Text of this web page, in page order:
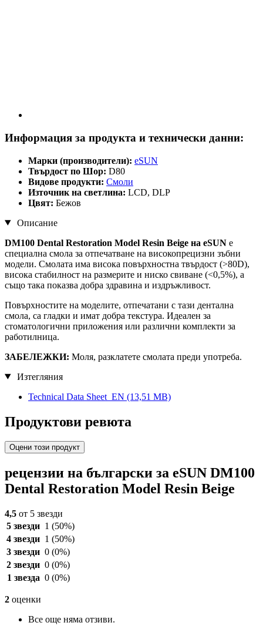
Информация за продукта и технически данни:
Марки (производители): eSUN
Твърдост по Шор: D80
Видове продукти: Смоли
Източник на светлина: LCD, DLP
Цвят: Бежов
Описание
DM100 Dental Restoration Model Resin Beige на eSUN е
специална смола за отпечатване на високопрецизни зъбни
модели. Смолата има висока повърхностна твърдост (>80D),
висока стабилност на размерите и ниско свиване (<0,5%), а
също така показва добра здравина и издръжливост.
Повърхностите на моделите, отпечатани с тази дентална
смола, са гладки и имат добра текстура. Идеален за
стоматологични приложения или различни комплекти за
работилница.
ЗАБЕЛЕЖКИ: Моля, разклатете смолата преди употреба.
Изтегляния
Technical Data Sheet_EN (13,51 MB)
Продуктови ревюта
Оцени този продукт
рецензии на български за eSUN DM100
Dental Restoration Model Resin Beige
4,5 от 5 звезди
5 звезди 1 (50%)
4 звезди 1 (50%)
3 звезди 0 (0%)
2 звезди 0 (0%)
1 звезда 0 (0%)
2 оценки
Все още няма отзиви.